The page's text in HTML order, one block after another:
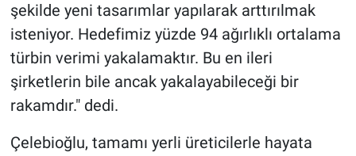
şekilde yeni tasarımlar yapılarak arttırılmak
isteniyor. Hedefimiz yüzde 94 ağırlıklı ortalama
türbin verimi yakalamaktır. Bu en ileri
şirketlerin bile ancak yakalayabileceği bir
rakamdır." dedi.
Çelebioğlu, tamamı yerli üreticilerle hayata